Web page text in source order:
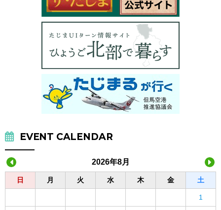
EVENT CALENDAR
2026年8月
日 月 火 水 木 金 土
1